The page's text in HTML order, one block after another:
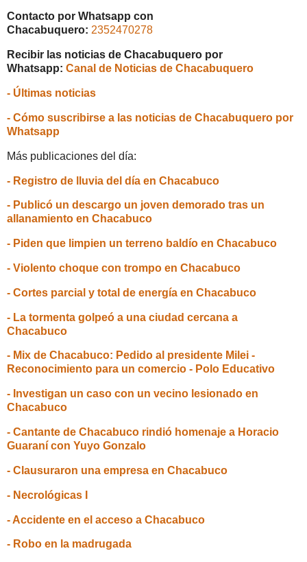
Contacto por Whatsapp con
Chacabuquero: 2352470278
Recibir las noticias de Chacabuquero por
Whatsapp: Canal de Noticias de Chacabuquero
- Últimas noticias
- Cómo suscribirse a las noticias de Chacabuquero por
Whatsapp
Más publicaciones del día:
- Registro de lluvia del día en Chacabuco
- Publicó un descargo un joven demorado tras un
allanamiento en Chacabuco
- Piden que limpien un terreno baldío en Chacabuco
- Violento choque con trompo en Chacabuco
- Cortes parcial y total de energía en Chacabuco
- La tormenta golpeó a una ciudad cercana a
Chacabuco
- Mix de Chacabuco: Pedido al presidente Milei -
Reconocimiento para un comercio - Polo Educativo
- Investigan un caso con un vecino lesionado en
Chacabuco
- Cantante de Chacabuco rindió homenaje a Horacio
Guaraní con Yuyo Gonzalo
- Clausuraron una empresa en Chacabuco
- Necrológicas I
- Accidente en el acceso a Chacabuco
- Robo en la madrugada